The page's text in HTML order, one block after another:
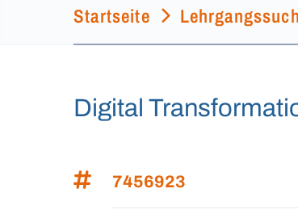
Startseite
Digital
7456923